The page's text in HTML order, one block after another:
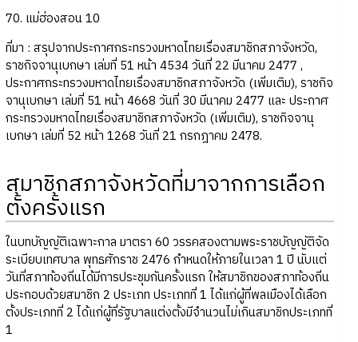
70. แม่ฮ่องสอน 10
ที่มา : สรุปจากประกาศกระทรวงมหาดไทยเรื่องสมาชิกสภาจังหวัด,
ราชกิจจานุเบกษา เล่มที่ 51 หน้า 4534 วันที่ 22 มีนาคม 2477 ,
ประกาศกระทรวงมหาดไทยเรื่องสมาชิกสภาจังหวัด (เพิ่มเติม), ราชกิจ
จานุเบกษา เล่มที่ 51 หน้า 4668 วันที่ 30 มีนาคม 2477 และ ประกาศ
กระทรวงมหาดไทยเรื่องสมาชิกสภาจังหวัด (เพิ่มเติม), ราชกิจจานุ
เบกษา เล่มที่ 52 หน้า 1268 วันที่ 21 กรกฎาคม 2478.
สมาชิกสภาจังหวัดที่มาจากการเลือก
ตั้งครั้งแรก
ในบทบัญญัติเฉพาะกาล มาตรา 60 วรรคสองตามพระราชบัญญัติจัด
ระเบียบเทศบาล พุทธศักราช 2476 กำหนดให้ภายในเวลา 1 ปี นับแต่
วันที่สภาท้องถิ่นได้มีการประชุมกันครั้งแรก ให้สมาชิกของสภาท้องถิ่น
ประกอบด้วยสมาชิก 2 ประเภท ประเภทที่ 1 ได้แก่ผู้ที่พลเมืองได้เลือก
ตั้งประเภทที่ 2 ได้แก่ผู้ที่รัฐบาลแต่งตั้งมีจำนวนไม่เกินสมาชิกประเภทที่
1